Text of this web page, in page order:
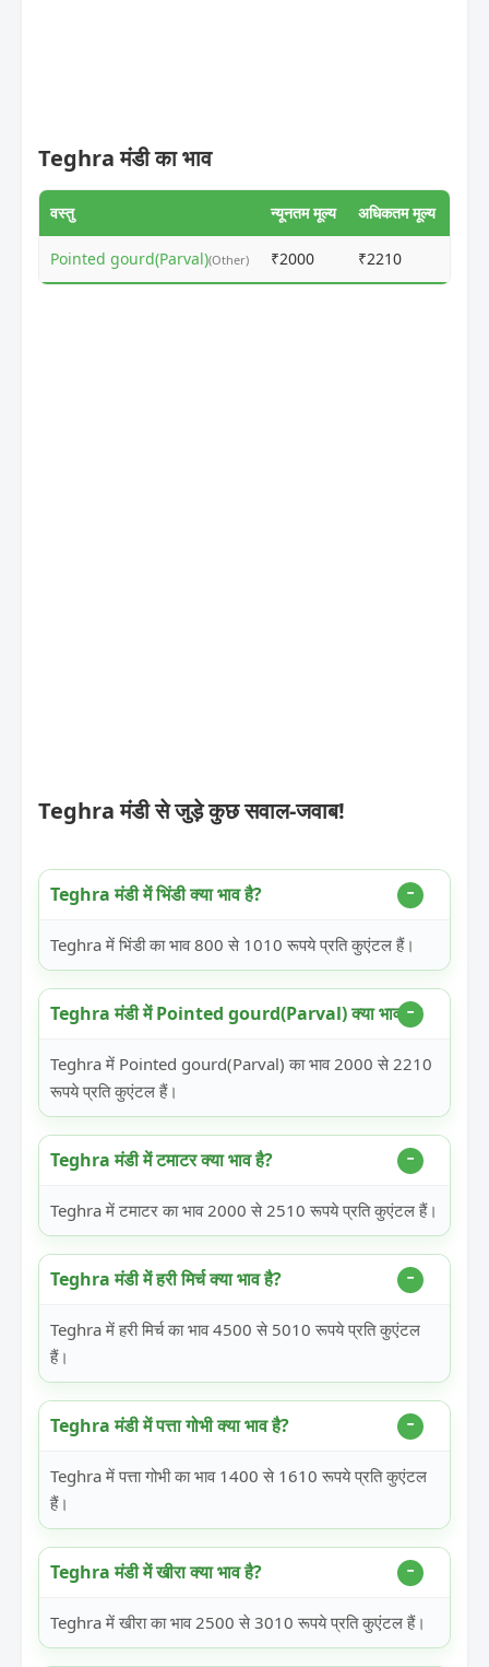
Teghra मंडी का भाव
वस्तु न्यूनतम मूल्य अधिकतम मूल्य
Pointed gourd(Parval)(Other) ₹2000 ₹2210
Teghra मंडी से जुड़े कुछ सवाल-जवाब!
Teghra मंडी में भिंडी क्या भाव है?
Teghra में भिंडी का भाव 800 से 1010 रूपये प्रति कुएंटल हैं।
Teghra मंडी में Pointed gourd(Parval) क्या भाव है?
Teghra में Pointed gourd(Parval) का भाव 2000 से 2210
रूपये प्रति कुएंटल हैं।
Teghra मंडी में टमाटर क्या भाव है?
Teghra में टमाटर का भाव 2000 से 2510 रूपये प्रति कुएंटल हैं।
Teghra मंडी में हरी मिर्च क्या भाव है?
Teghra में हरी मिर्च का भाव 4500 से 5010 रूपये प्रति कुएंटल
हैं।
Teghra मंडी में पत्ता गोभी क्या भाव है?
Teghra में पत्ता गोभी का भाव 1400 से 1610 रूपये प्रति कुएंटल
हैं।
Teghra मंडी में खीरा क्या भाव है?
Teghra में खीरा का भाव 2500 से 3010 रूपये प्रति कुएंटल हैं।